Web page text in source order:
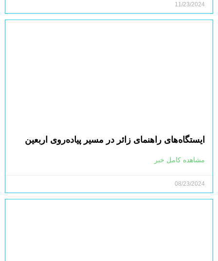
11/23/2024
ایستگاه‌های راهنمای زائر در مسیر پیاده‌روی اربعین
مشاهده کامل خبر
08/23/2024